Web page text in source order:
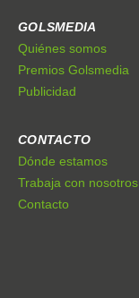
GOLSMEDIA
Quiénes somos
Premios Golsmedia
Publicidad
CONTACTO
Dónde estamos
Trabaja con nosotros
Contacto